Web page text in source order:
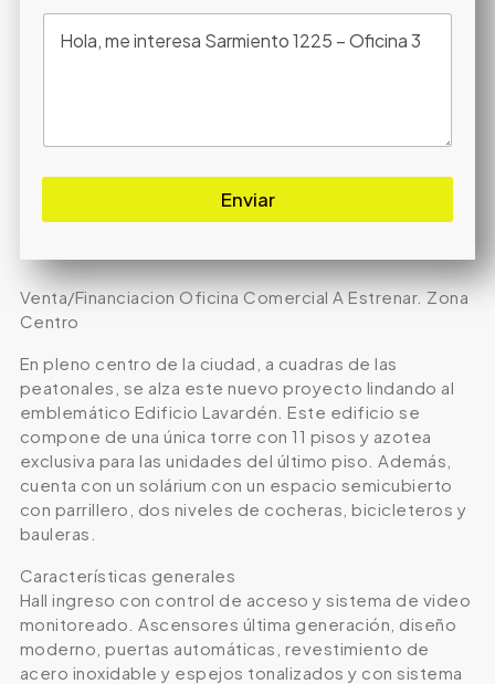
Enviar
Venta/Financiacion Oficina Comercial A Estrenar. Zona
Centro
En pleno centro de la ciudad, a cuadras de las
peatonales, se alza este nuevo proyecto lindando al
emblemático Edificio Lavardén. Este edificio se
compone de una única torre con 11 pisos y azotea
exclusiva para las unidades del último piso. Además,
cuenta con un solárium con un espacio semicubierto
con parrillero, dos niveles de cocheras, bicicleteros y
bauleras.
Características generales
Hall ingreso con control de acceso y sistema de video
monitoreado. Ascensores última generación, diseño
moderno, puertas automáticas, revestimiento de
acero inoxidable y espejos tonalizados y con sistema